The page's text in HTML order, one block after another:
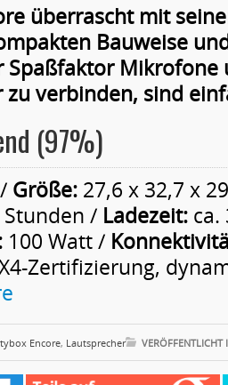
überrascht mit
Bauweise
Spaßfaktor
zu verbinden, sind
(97%)
Größe: 27,6 x 32,7 x
Stunden / Ladezeit: ca.
100 Watt /
Zertifizierung,
Encore, Lautsprecher VERÖFFENTLICHT